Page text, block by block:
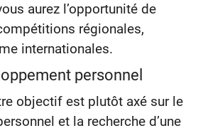
aurez l’opportunité de
régionales,
internationales.
personnel
objectif est plutôt axé sur le
et la recherche d’une